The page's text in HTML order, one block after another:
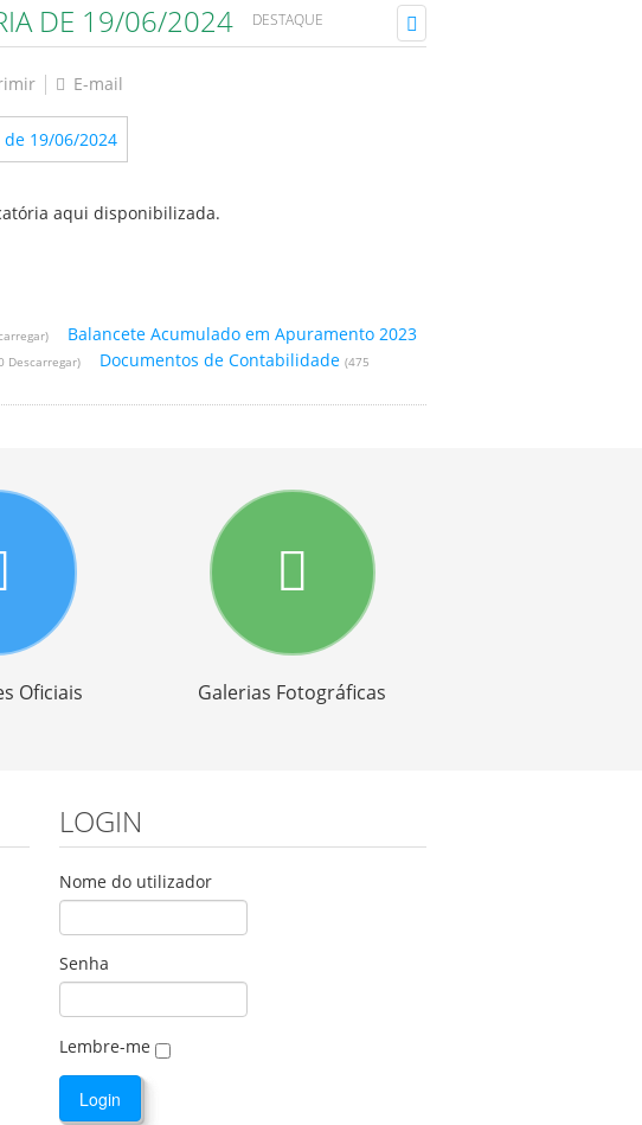
DE 19/06/2024 DESTAQUE
E-mail
aqui disponibilizada.
Balancete Acumulado em Apuramento 2023
Descarregar) Documentos de Contabilidade (475
Oficiais Galerias Fotográficas
LOGIN
Nome do utilizador
Senha
Lembre-me